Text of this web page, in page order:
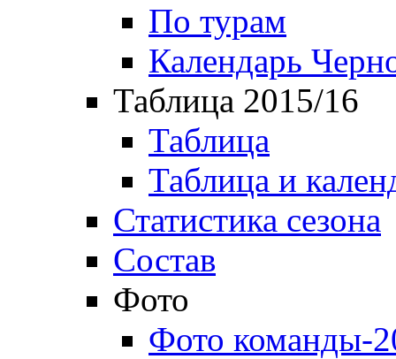
По турам
Календарь
Таблица 2015/16
Таблица
Таблица и
Статистика сезона
Состав
Фото
Фото команды-